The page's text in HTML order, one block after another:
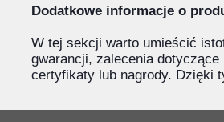
Dodatkowe informacje o
W tej sekcji warto umieścić
gwarancji, zalecenia
certyfikaty lub nagrody. Dzięki